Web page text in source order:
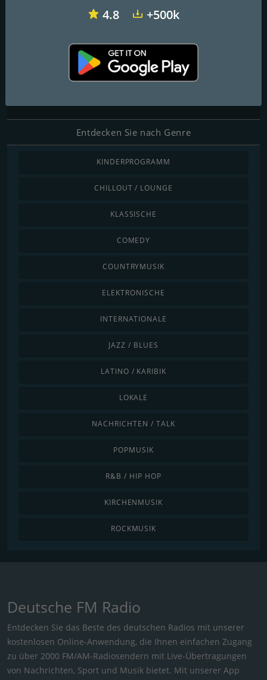
FM-Frequenzen
: 108.0 FM
Kontakte
Entdecken Sie nach Genre
KINDERPROGRAMM
CHILLOUT / LOUNGE
KLASSISCHE
COMEDY
COUNTRYMUSIK
ELEKTRONISCHE
INTERNATIONALE
JAZZ / BLUES
LATINO / KARIBIK
LOKALE
NACHRICHTEN / TALK
POPMUSIK
R&B / HIP HOP
KIRCHENMUSIK
ROCKMUSIK
Deutsche FM Radio
Entdecken Sie das Beste des deutschen Radios mit unserer
kostenlosen Online-Anwendung, die Ihnen einfachen Zugang
zu über 2000 FM/AM-Radiosendern mit Live-Übertragungen
von Nachrichten, Sport und Musik bietet. Mit unserer App
4.8 +500k